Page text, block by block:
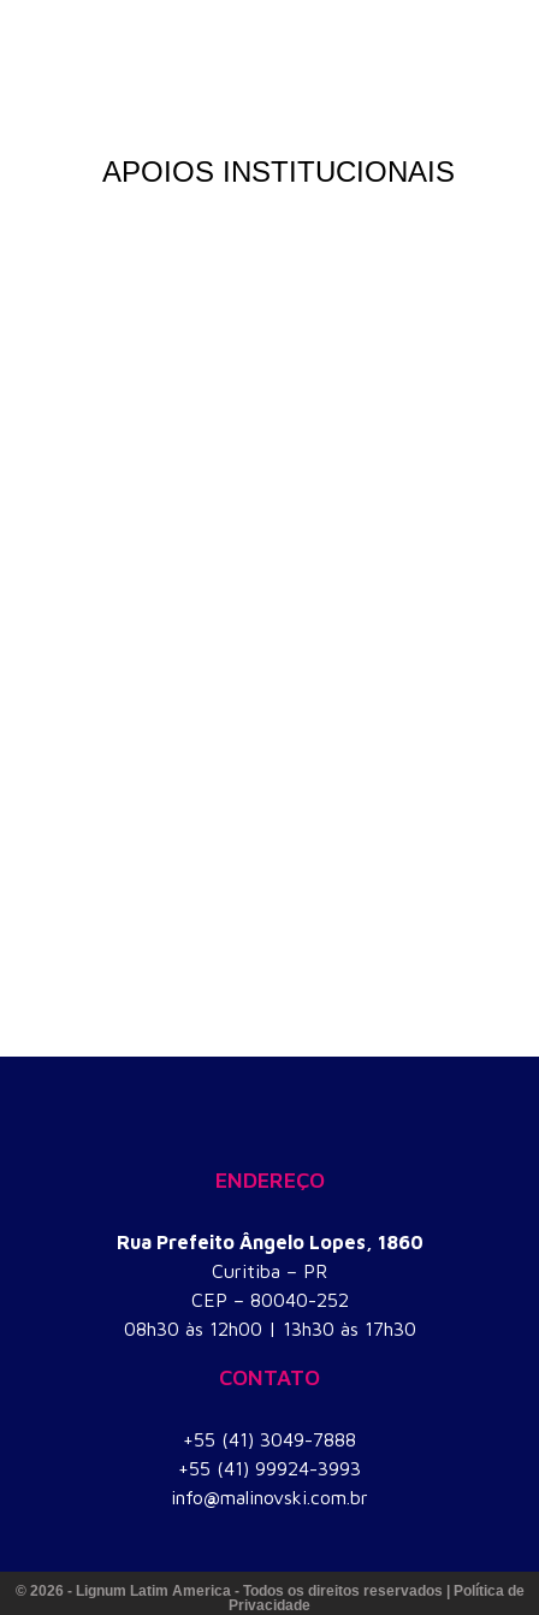
APOIOS INSTITUCIONAIS
ENDEREÇO
Rua Prefeito Ângelo Lopes, 1860
Curitiba – PR
CEP – 80040-252
​08h30 às 12h00 | 13h30 às 17h30
CONTATO
+55 (41) 3049-7888
+55 (41) 99924-3993
info@malinovski.com.br
© 2026 - Lignum Latim America - Todos os direitos reservados | Política de
Privacidade